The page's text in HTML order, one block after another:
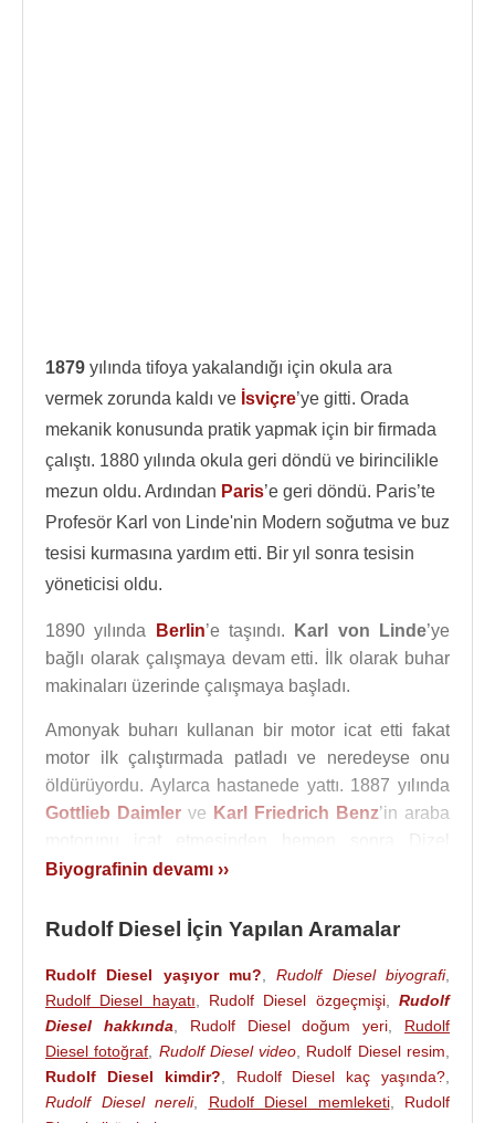
1879 yılında tifoya yakalandığı için okula ara
vermek zorunda kaldı ve İsviçre’ye gitti. Orada
mekanik konusunda pratik yapmak için bir firmada
çalıştı. 1880 yılında okula geri döndü ve birincilikle
mezun oldu. Ardından Paris’e geri döndü. Paris’te
Profesör Karl von Linde'nin Modern soğutma ve buz
tesisi kurmasına yardım etti. Bir yıl sonra tesisin
yöneticisi oldu.
1890 yılında Berlin’e taşındı. Karl von Linde’ye
bağlı olarak çalışmaya devam etti. İlk olarak buhar
makinaları üzerinde çalışmaya başladı.
Amonyak buharı kullanan bir motor icat etti fakat
motor ilk çalıştırmada patladı ve neredeyse onu
öldürüyordu. Aylarca hastanede yattı. 1887 yılında
Gottlieb Daimler ve Karl Friedrich Benz’in araba
Motor’un icadı ile ilgili çalışmalarına başladı.
Linde’nin soğutma makinelerinde termodinamiğin
uygulamalarını göstermek istedi. 1879 yılında bir
İsviçre makine yapım firması olan Sulzar
Kardeşler’e katıldı. Daha sonra 1890 yılında Karl
von Linde’nin makinelerinin üretildiği Baron
Maurice de Hirsch’in firmasına geçti.1892yılında
içten yanmalı makinelerle ilgili tasarımlarının
Biyografinin devamı ››
Rudolf Diesel İçin Yapılan Aramalar
Rudolf Diesel yaşıyor mu? ,Rudolf Diesel biyografi,
Rudolf Diesel hayatı
Rudolf Diesel özgeçmişi,Rudolf
Diesel hakkında
Rudolf Diesel doğum yeri
Rudolf
Diesel fotoğraf
Rudolf Diesel video Rudolf Diesel resim
Rudolf Diesel kimdir?
Rudolf Diesel kaç yaşında?
Rudolf Diesel nereli, Rudolf Diesel memleketi, Rudolf